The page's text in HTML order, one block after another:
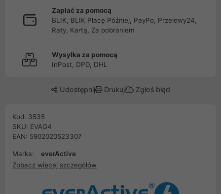
Zapłać za pomocą
BLIK, BLIK Płacę Później, PayPo, Przelewy24,
Raty, Kartą, Za pobraniem
Wysyłka za pomocą
InPost, DPD, DHL
Udostępnij Drukuj Zgłoś błąd
Kod: 3535
SKU: EVAG4
EAN: 5902020523307
Marka:
everActive
Zobacz więcej szczegółów